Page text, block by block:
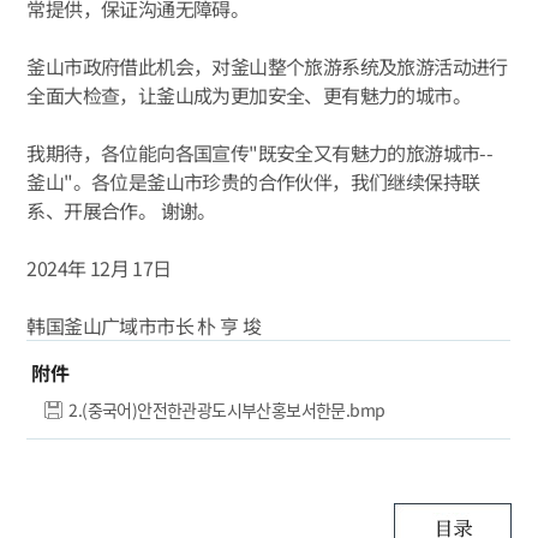
常提供，保证沟通无障碍。
釜山市政府借此机会，对釜山整个旅游系统及旅游活动进行
全面大检查，让釜山成为更加安全、更有魅力的城市。
我期待，各位能向各国宣传"既安全又有魅力的旅游城市--
釜山"。各位是釜山市珍贵的合作伙伴，我们继续保持联
系、开展合作。 谢谢。
2024年 12月 17日
韩国釜山广域市市长 朴 亨 埈
附件
2.(중국어)안전한관광도시부산홍보서한문.bmp